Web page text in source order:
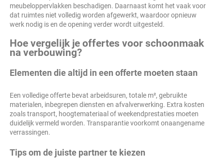
meubeloppervlakken beschadigen. Daarnaast komt het vaak voor
dat ruimtes niet volledig worden afgewerkt, waardoor opnieuw
werk nodig is en de opening verder wordt uitgesteld.
Hoe vergelijk je offertes voor schoonmaak
na verbouwing?
Elementen die altijd in een offerte moeten staan
Een volledige offerte bevat arbeidsuren, totale m², gebruikte
materialen, inbegrepen diensten en afvalverwerking. Extra kosten
zoals transport, hoogtemateriaal of weekendprestaties moeten
duidelijk vermeld worden. Transparantie voorkomt onaangename
verrassingen.
Tips om de juiste partner te kiezen